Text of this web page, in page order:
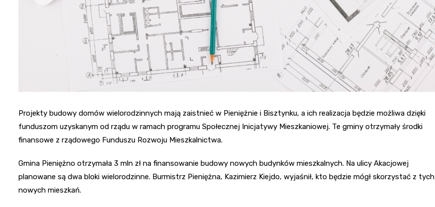
Projekty budowy domów wielorodzinnych mają zaistnieć w Pieniężnie i Bisztynku, a ich realizacja będzie możliwa dzięki
funduszom uzyskanym od rządu w ramach programu Społecznej Inicjatywy Mieszkaniowej. Te gminy otrzymały środki
finansowe z rządowego Funduszu Rozwoju Mieszkalnictwa.
Gmina Pieniężno otrzymała 3 mln zł na finansowanie budowy nowych budynków mieszkalnych. Na ulicy Akacjowej
planowane są dwa bloki wielorodzinne. Burmistrz Pieniężna, Kazimierz Kiejdo, wyjaśnił, kto będzie mógł skorzystać z tych
nowych mieszkań.